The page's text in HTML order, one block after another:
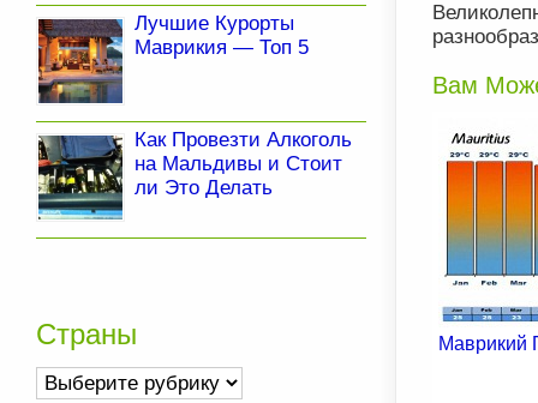
Вам
Маврикий
Лучшие Курорты
Маврикия — Топ 5
Как Провезти Алкоголь
на Мальдивы и Стоит
ли Это Делать
Страны
Страны